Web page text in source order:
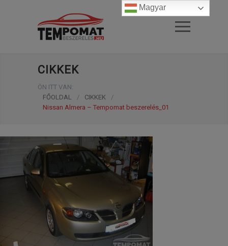
CIKKEK
ÖN ITT VAN:
FŐOLDAL
/ CIKKEK
/
Nissan Almera – Tempomat beszerelés_01
Magyar